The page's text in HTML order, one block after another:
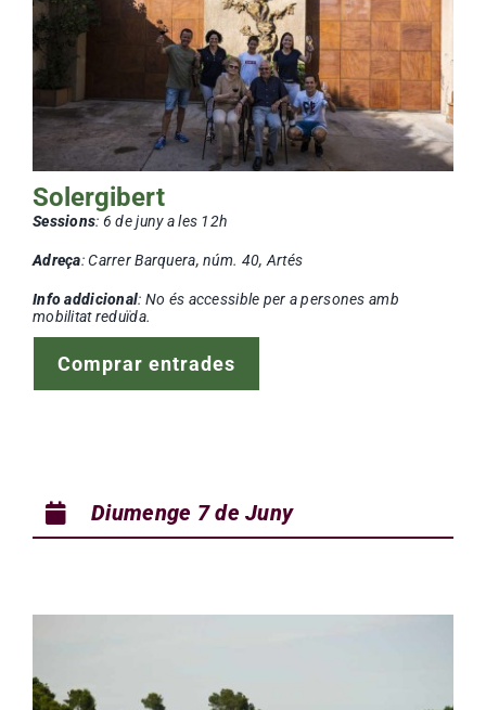
Solergibert
Sessions: 6 de juny a les 12h
Adreça: Carrer Barquera, núm. 40, Artés
Info addicional: No és accessible per a persones amb
mobilitat reduïda.
Comprar entrades
Diumenge 7de Juny